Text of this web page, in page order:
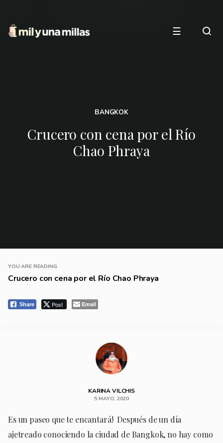
☰
BANGKOK
Crucero con cena por el Río
Chao Phraya
YOU ARE READING
Crucero con cena por el Río Chao Phraya
Share Post Email
KARINA VILCHIS
5 MAYO, 2020
Es un paseo que te encantará! Después de un día
ajetreado conociendo la ciudad de Bangkok, no hay como